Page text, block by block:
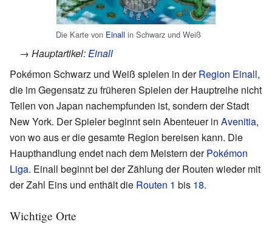
Die Karte von Einall in Schwarz und Weiß
→ Hauptartikel:Einall
Pokémon Schwarz und Weiß spielen in derRegion Einall,
die im Gegensatz zu früheren Spielen der Hauptreihe nicht
Teilen von Japan nachempfunden ist, sondern der Stadt
New York. Der Spieler beginnt sein Abenteuer in Avenitia,
von wo aus er die gesamte Region bereisen kann. Die
Haupthandlung endet nach dem Meistern derPokémon
Liga. Einall beginnt bei der Zählung der Routen wieder mit
der Zahl Eins und enthält die Routen 1 bis 18.
Wichtige Orte